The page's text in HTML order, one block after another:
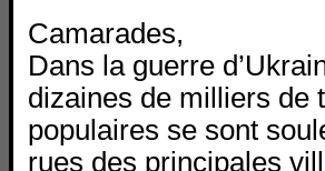
Camarades,
Dans la guerre
dizaines de milliers de
populaires se sont
rues des principales